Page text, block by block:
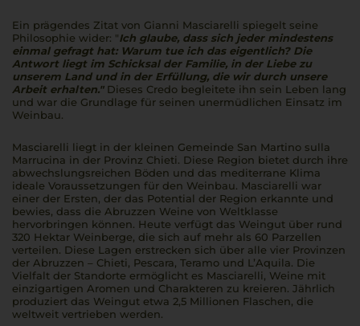
Ein prägendes Zitat von Gianni Masciarelli spiegelt seine
Philosophie wider: "Ich glaube, dass sich jeder mindestens
einmal gefragt hat: Warum tue ich das eigentlich? Die
Antwort liegt im Schicksal der Familie, in der Liebe zu
unserem Land und in der Erfüllung, die wir durch unsere
Arbeit erhalten."Dieses Credo begleitete ihn sein Leben lang
und war die Grundlage für seinen unermüdlichen Einsatz im
Weinbau.
Masciarelli liegt in der kleinen Gemeinde San Martino sulla
Marrucina in der Provinz Chieti. Diese Region bietet durch ihre
abwechslungsreichen Böden und das mediterrane Klima
ideale Voraussetzungen für den Weinbau. Masciarelli war
einer der Ersten, der das Potential der Region erkannte und
bewies, dass die Abruzzen Weine von Weltklasse
hervorbringen können. Heute verfügt das Weingut über rund
320 Hektar Weinberge, die sich auf mehr als 60 Parzellen
verteilen. Diese Lagen erstrecken sich über alle vier Provinzen
der Abruzzen – Chieti, Pescara, Teramo und L’Aquila. Die
Vielfalt der Standorte ermöglicht es Masciarelli, Weine mit
einzigartigen Aromen und Charakteren zu kreieren. Jährlich
produziert das Weingut etwa 2,5 Millionen Flaschen, die
weltweit vertrieben werden.